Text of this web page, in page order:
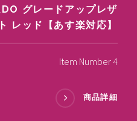
グレードアップレザ
レッド【あす楽対応】
Item Number 4
商品詳細